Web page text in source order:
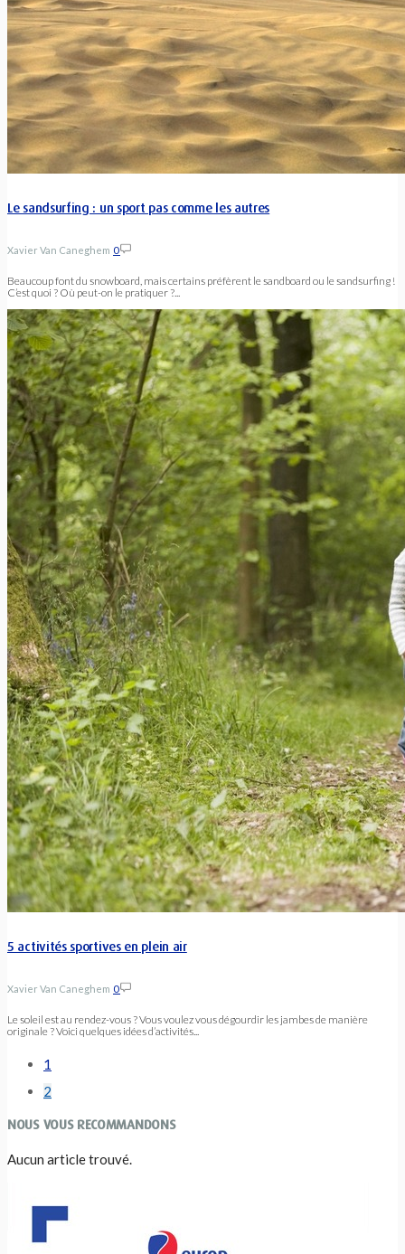
Le sandsurfing : un sport pas comme les autres
Xavier Van Caneghem 0
Beaucoup font du snowboard, mais certains préfèrent le sandboard ou le sandsurfing !
C’est quoi ? Où peut-on le pratiquer ?...
5 activités sportives en plein air
Xavier Van Caneghem 0
Le soleil est au rendez-vous ? Vous voulez vous dégourdir les jambes de manière
originale ? Voici quelques idées d’activités...
1
2
NOUS VOUS RECOMMANDONS
Aucun article trouvé.